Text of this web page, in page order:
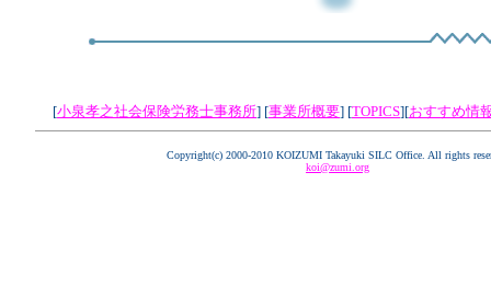
[小泉孝之社会保険労務士事務所] [事業所概要] [TOPICS][おすすめ情
Copyright(c) 2000-2010 KOIZUMI Takayuki SILC Office. All rights
koi@zumi.org